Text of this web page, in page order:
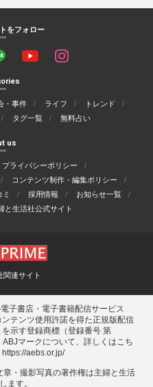
をフォロー
・事件 ライフ
トレンド
タグ一覧 無料占い
us
プライバシーポリシー
コンテンツ制作・編集ポリシー
ミ 採用情報
お知らせ一覧
と生活社公式サイト
関連サイト
子書店・電子書籍配信サービス
テンツ使用許諾を得た正規版配信
示す登録商標（登録番号 第
マークについて、詳しくはこち
https://aebs.or.jp/
・撮影写真の著作権は主婦と⽣活
ます。